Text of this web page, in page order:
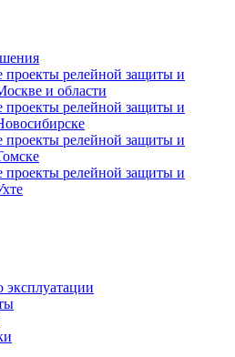
проекты релейной защиты и
и области
проекты релейной защиты и
проекты релейной защиты и
проекты релейной защиты и
эксплуатации